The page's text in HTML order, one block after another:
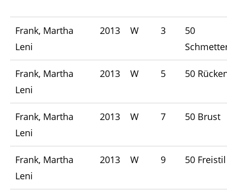
Frank, Martha
Leni
2013 W 3
50
Frank, Martha
Leni
2013 W 5 50
Frank, Martha
Leni
2013 W 7 50 Brust
Frank, Martha
Leni
2013 W 9 50 Freistil